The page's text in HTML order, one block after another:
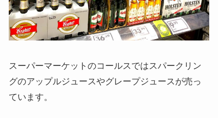
スーパーマーケットのコールスではスパークリン
グのアップルジュースやグレープジュースが売っ
ています。